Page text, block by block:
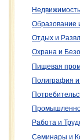
Недвижимость
Образование
Отдых и
Охрана и
Пищевая
Полиграфия
Работа и
Семинары и